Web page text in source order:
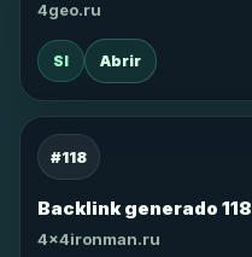
4geo.ru
SI Abrir
#118
Backlink generado 118
4x4ironman.ru